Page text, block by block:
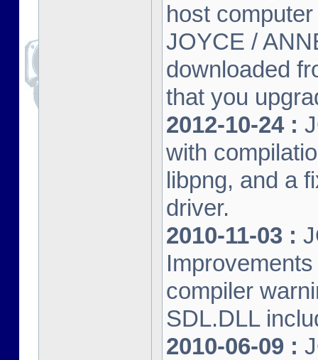
host
JOYCE /
downloaded
that you
2012-10-24 :
with
libpng, and a
driver.
2010-11-03 :
compiler
SDL.DLL
2010-06-09 :